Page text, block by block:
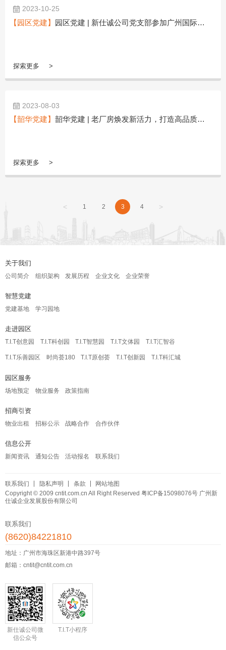
2023-10-25
【园区党建】 园区党建 | 新仕诚公司党支部参加广州国际媒体港楼宇党委教学共建活动
探索更多
2023-08-03
【韶华党建】 韶华党建 | 老厂房焕发新活力，打造高品质产业园区 ——新仕诚公司打造“红链主·新仕诚”党建品牌
探索更多
< 1 2 3 4 >
关于我们
公司简介 组织架构 发展历程 企业文化 企业荣誉
智慧党建
党建基地 学习园地
走进园区
T.I.T创意园 T.I.T科创园 T.I.T智慧园 T.I.T文体园 T.I.T汇智谷
T.I.T乐善园区 时尚荟180 T.I.T原创荟 T.I.T创新园 T.I.T科汇城
园区服务
场地预定 物业服务 政策指南
招商引资
物业出租 招标公示 战略合作 合作伙伴
信息公开
新闻资讯 通知公告 活动报名 联系我们
联系我们 隐私声明 条款
网站地图
Copyright © 2009 cntit.com.cn All Right Reserved 粤ICP备15098076号 广州新
仕诚企业发展股份有限公司
联系我们
(8620)84221810
地址：广州市海珠区新港中路397号
邮箱：cntit@cntit.com.cn
新仕诚公司微
信公众号
T.I.T小程序